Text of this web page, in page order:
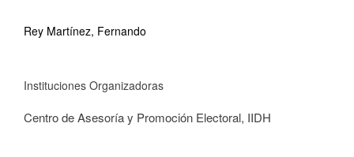
Rey Martínez, Fernando
Instituciones Organizadoras
Centro de Asesoría y Promoción Electoral, IIDH